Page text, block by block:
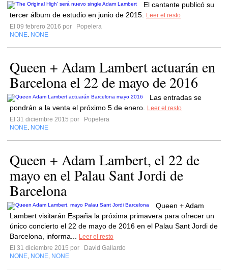
El cantante publicó su
tercer álbum de estudio en junio de 2015.
Leer el resto
El 09 febrero 2016 por
Popelera
NONE NONE
Queen + Adam Lambert actuarán en
Barcelona el 22 de mayo de 2016
Las entradas se
pondrán a la venta el próximo 5 de enero.
Leer el resto
El 31 diciembre 2015 por
Popelera
NONE NONE
Queen + Adam Lambert, el 22 de
mayo en el Palau Sant Jordi de
Barcelona
Queen + Adam
Lambert visitarán España la próxima primavera para ofrecer un
único concierto el 22 de mayo de 2016 en el Palau Sant Jordi de
Barcelona, informa...
Leer el resto
El 31 diciembre 2015 por
David Gallardo
NONE NONE NONE